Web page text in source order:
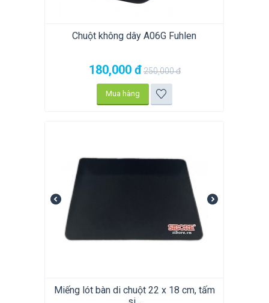
Chuột không dây A06G Fuhlen
180,000 đ250,000đ
Mua hàng
Miếng lót bàn di chuột 22 x 18 cm, tấm